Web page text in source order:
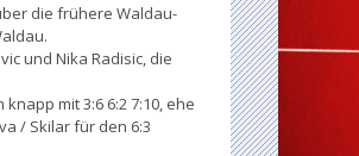
die frühere Waldau-
und Nika Radisic, die
mit 3:6 6:2 7:10, ehe
/ Skilar für den 6:3